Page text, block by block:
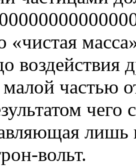
«чистая
воздействия
частью
чего
лишь
вольт.